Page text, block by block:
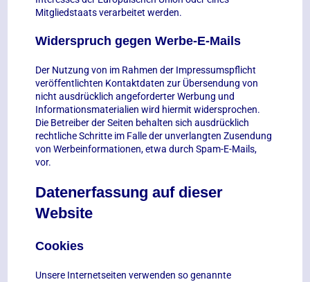
Mitgliedstaats verarbeitet werden.
Widerspruch gegen Werbe-E-Mails
Der Nutzung von im Rahmen der Impressumspflicht
veröffentlichten Kontaktdaten zur Übersendung von
nicht ausdrücklich angeforderter Werbung und
Informationsmaterialien wird hiermit widersprochen.
Die Betreiber der Seiten behalten sich ausdrücklich
rechtliche Schritte im Falle der unverlangten Zusendung
von Werbeinformationen, etwa durch Spam-E-Mails,
vor.
Datenerfassung auf dieser
Website
Cookies
Unsere Internetseiten verwenden so genannte